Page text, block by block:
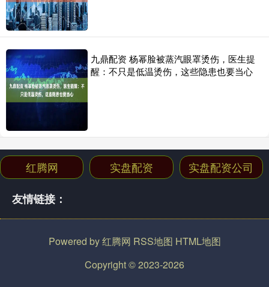
九鼎配资 杨幂脸被蒸汽眼罩烫伤，医生提
醒：不只是低温烫伤，这些隐患也要当心
红腾网 实盘配资 实盘配资公司
友情链接：
Powered by红腾网 RSS地图 HTML地图
Copyright© 2023-2026